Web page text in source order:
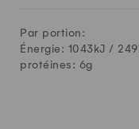
Par portion:
Énergie: 1043kJ / 249
protéines: 6g